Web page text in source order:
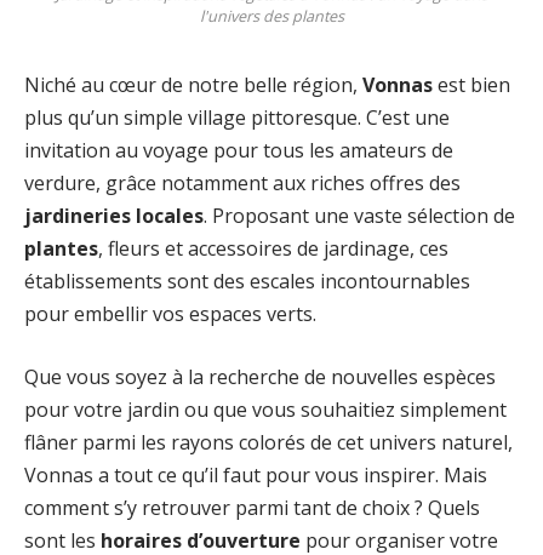
l'univers des plantes
Niché au cœur de notre belle région, Vonnasest bien
plus qu’un simple village pittoresque. C’est une
invitation au voyage pour tous les amateurs de
verdure, grâce notamment aux riches offres des
jardineries locales. Proposant une vaste sélection de
plantes, fleurs et accessoires de jardinage, ces
établissements sont des escales incontournables
pour embellir vos espaces verts.
Que vous soyez à la recherche de nouvelles espèces
pour votre jardin ou que vous souhaitiez simplement
flâner parmi les rayons colorés de cet univers naturel,
Vonnas a tout ce qu’il faut pour vous inspirer. Mais
comment s’y retrouver parmi tant de choix ? Quels
sont les horaires d’ouverture pour organiser votre